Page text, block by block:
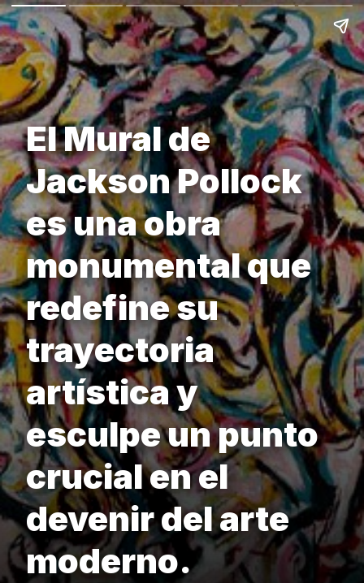
El Mural de
Jackson Pollock
es una obra
monumental que
redefine su
trayectoria
artística y
esculpe un punto
crucial en el
devenir del arte
moderno.